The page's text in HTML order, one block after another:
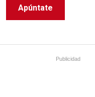
Publicidad